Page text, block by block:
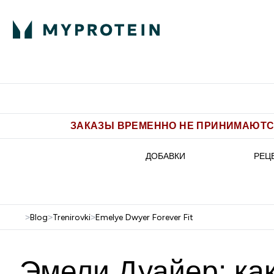
ЗАКАЗЫ ВРЕМЕННО НЕ
ДОБАВКИ
>Blog>Trenirovki>Emelye Dwyer Forever Fit